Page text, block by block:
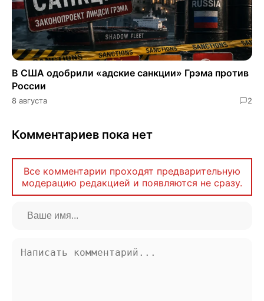
В США одобрили «адские санкции» Грэма против
России
8 августа 2
Комментариев пока нет
Все комментарии проходят предварительную
модерацию редакцией и появляются не сразу.